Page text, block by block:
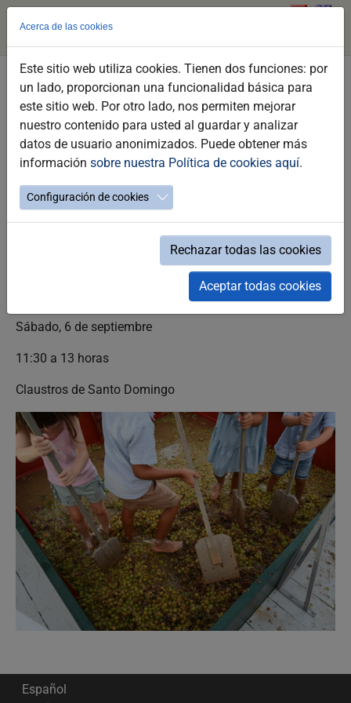
Skip
main
content
Concurso de Venencia infantil
Fiestas de la Vendimia 2025
Saturday 06 de September a las 11:30h
Sábado, 6 de septiembre
11:30 a 13 horas
Claustros de Santo Domingo
Español
Acerca de las cookies
Este sitio web utiliza cookies. Tienen dos funciones: por
un lado, proporcionan una funcionalidad básica para
este sitio web. Por otro lado, nos permiten mejorar
nuestro contenido para usted al guardar y analizar
datos de usuario anonimizados. Puede obtener más
información sobre nuestra Política de cookies aquí.
Configuración de cookies
Rechazar todas las cookies
Aceptar todas cookies